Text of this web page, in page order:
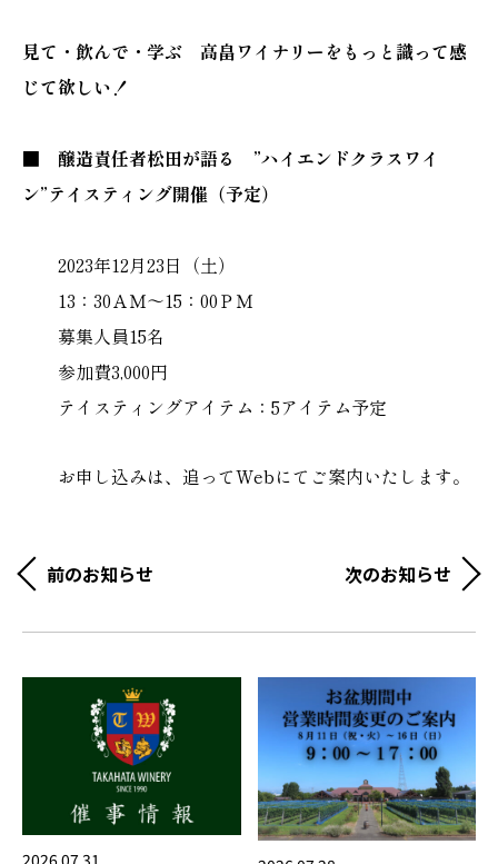
見て・飲んで・学ぶ 高畠ワイナリーをもっと識って感
じて欲しい！
■ 醸造責任者松田が語る ”ハイエンドクラスワイ
ン”テイスティング開催（予定）
2023年12月23日（土）
13：30ＡＭ～15：00ＰＭ
募集人員15名
参加費3,000円
テイスティングアイテム：5アイテム予定
お申し込みは、追ってWebにてご案内いたします。
前のお知らせ 次のお知らせ
2026.07.31